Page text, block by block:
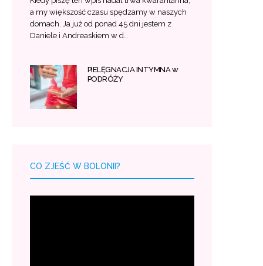
a my większość czasu spędzamy w naszych
domach. Ja już od ponad 45 dni jestem z
Daniele i Andreaskiem w d…
PIELĘGNACJA INTYMNA w
PODRÓŻY
CO ZJEŚĆ W BOLONII?